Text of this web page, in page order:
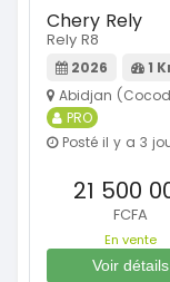
Chery Rely
Rely R8
2026
1
Abidjan
PRO
Posté il y a 3
21 500
FCFA
En vente
Voir détails